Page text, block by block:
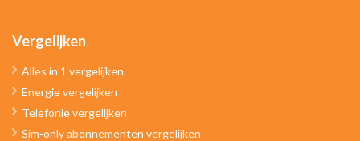
Vergelijken
Alles in 1 vergelijken
Energie vergelijken
Telefonie vergelijken
Sim-only abonnementen vergelijken